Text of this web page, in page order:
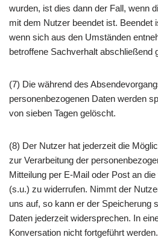
wurden, ist dies dann der Fall, wenn
mit dem Nutzer beendet ist. Beendet
wenn sich aus den Umständen
betroffene Sachverhalt abschließend
(7) Die während des
personenbezogenen Daten werden
von sieben Tagen gelöscht.
(8) Der Nutzer hat jederzeit die
zur Verarbeitung der
Mitteilung per E-Mail oder Post an
(s.u.) zu widerrufen. Nimmt der
uns auf, so kann er der Speicherung
Daten jederzeit widersprechen. In
Konversation nicht fortgeführt